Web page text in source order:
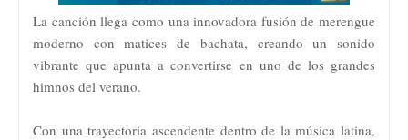
La canción llega como una innovadora fusión de merengue
moderno con matices de bachata, creando un sonido
vibrante que apunta a convertirse en uno de los grandes
himnos del verano.
Con una trayectoria ascendente dentro de la música latina,